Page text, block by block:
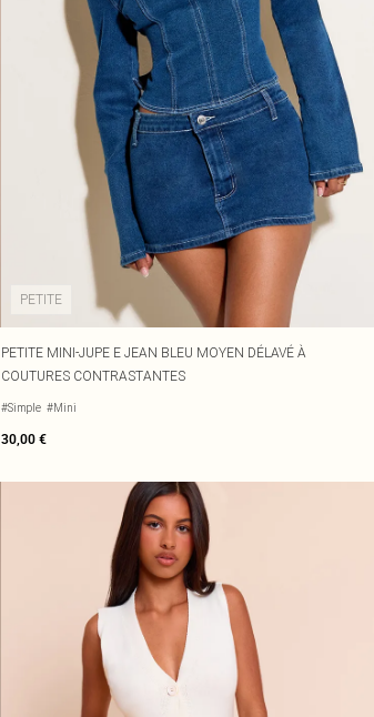
PETITE
PETITE MINI-JUPE E JEAN BLEU MOYEN DÉLAVÉ À
COUTURES CONTRASTANTES
#Simple #Mini
30,00 €